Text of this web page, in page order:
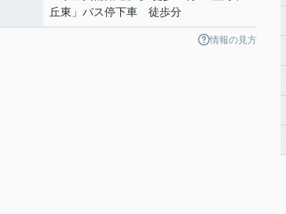
丘東」バス停下車 徒歩分
情報の見方